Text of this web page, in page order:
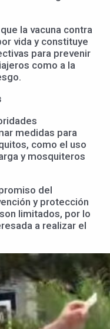
la vacuna contra
vida y constituye
para prevenir
como a la
medidas para
como el uso
y mosquiteros
del
y protección
limitados, por lo
a realizar el